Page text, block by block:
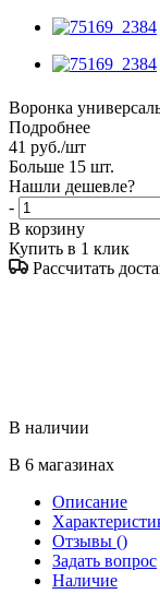
Воронка
Подробнее
41 руб./шт
Больше 15 шт.
Нашли дешевле?
-
В корзину
Купить в 1 клик
Рассчитать
В наличии
В 6 магазинах
Описание
Отзывы ()
Задать вопрос
Наличие